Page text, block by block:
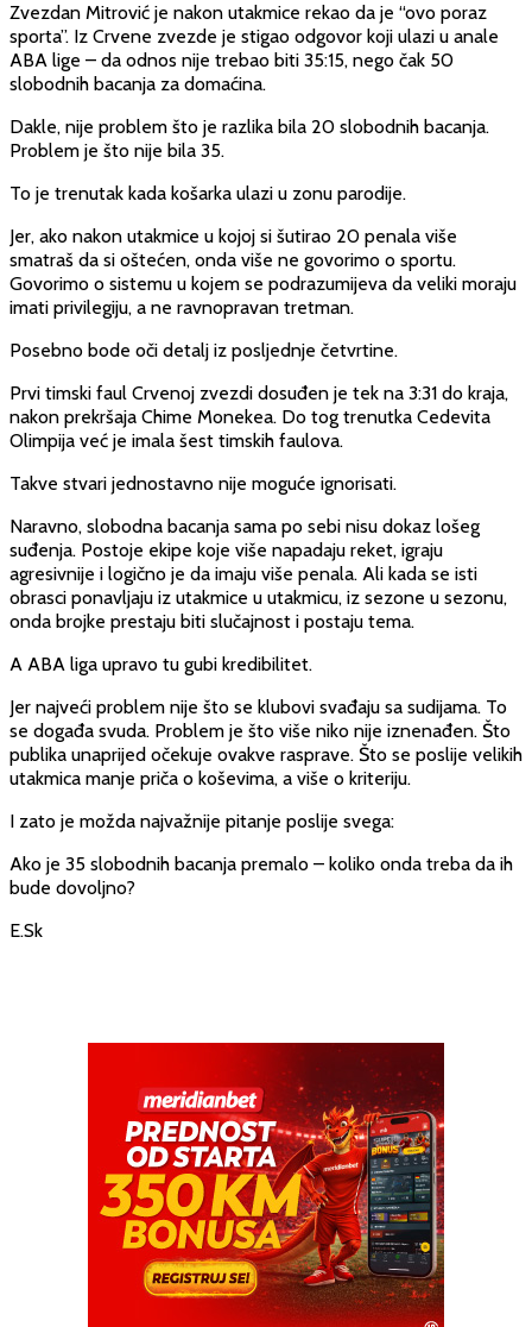
Zvezdan Mitrović je nakon utakmice rekao da je “ovo poraz
sporta”. Iz Crvene zvezde je stigao odgovor koji ulazi u anale
ABA lige – da odnos nije trebao biti 35:15, nego čak 50
slobodnih bacanja za domaćina.
Dakle, nije problem što je razlika bila 20 slobodnih bacanja.
Problem je što nije bila 35.
To je trenutak kada košarka ulazi u zonu parodije.
Jer, ako nakon utakmice u kojoj si šutirao 20 penala više
smatraš da si oštećen, onda više ne govorimo o sportu.
Govorimo o sistemu u kojem se podrazumijeva da veliki moraju
imati privilegiju, a ne ravnopravan tretman.
Posebno bode oči detalj iz posljednje četvrtine.
Prvi timski faul Crvenoj zvezdi dosuđen je tek na 3:31 do kraja,
nakon prekršaja Chime Monekea. Do tog trenutka Cedevita
Olimpija već je imala šest timskih faulova.
Takve stvari jednostavno nije moguće ignorisati.
Naravno, slobodna bacanja sama po sebi nisu dokaz lošeg
suđenja. Postoje ekipe koje više napadaju reket, igraju
agresivnije i logično je da imaju više penala. Ali kada se isti
obrasci ponavljaju iz utakmice u utakmicu, iz sezone u sezonu,
onda brojke prestaju biti slučajnost i postaju tema.
A ABA liga upravo tu gubi kredibilitet.
Jer najveći problem nije što se klubovi svađaju sa sudijama. To
se događa svuda. Problem je što više niko nije iznenađen. Što
publika unaprijed očekuje ovakve rasprave. Što se poslije velikih
utakmica manje priča o koševima, a više o kriteriju.
I zato je možda najvažnije pitanje poslije svega:
Ako je 35 slobodnih bacanja premalo – koliko onda treba da ih
bude dovoljno?
E.Sk